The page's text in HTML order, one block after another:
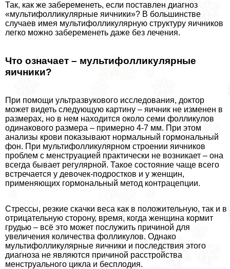
Так, как же забеременеть, если поставлен диагноз
«мультифолликулярные яичники»? В большинстве
случаев имея мультифолликулярную структуру яичников
легко можно забеременеть даже без лечения.
Что означает – мультифолликулярные
яичники?
При помощи ультразвукового исследования, доктор
может видеть следующую картину – яичник не изменен в
размерах, но в нем находится около семи фолликулов
одинакового размера – примерно 4-7 мм. При этом
анализы крови показывают нормальный гормональный
фон. При мультифолликулярном строении яичников
проблем с менструацией практически не возникает – она
всегда бывает регулярной. Такое состояние чаще всего
встречается у девочек-подростков и у женщин,
применяющих гормональный метод контрацепции.
Стрессы, резкие скачки веса как в положительную, так и в
отрицательную сторону, время, когда женщина кормит
грудью – всё это может послужить причиной для
увеличения количества фолликулов. Однако
мультифолликулярные яичники и последствия этого
диагноза не являются причиной расстройства
менструального цикла и бесплодия.